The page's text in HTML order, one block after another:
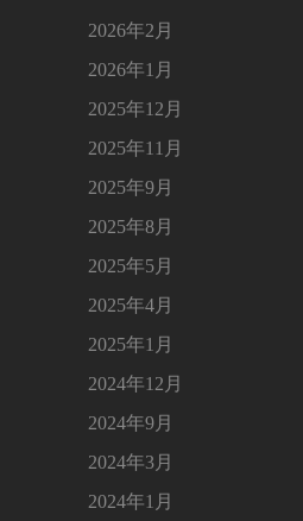
2026年2月
2026年1月
2025年12月
2025年11月
2025年9月
2025年8月
2025年5月
2025年4月
2025年1月
2024年12月
2024年9月
2024年3月
2024年1月